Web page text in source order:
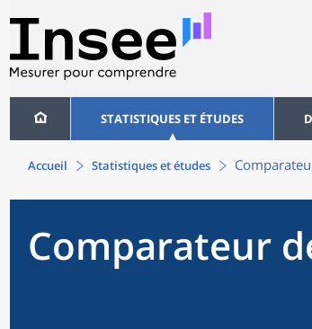
STATISTIQUES ET ÉTUDES
Accueil Statistiques et études
Comparateur